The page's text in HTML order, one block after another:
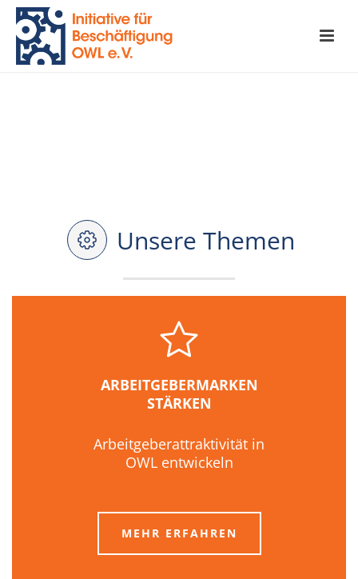
Unsere Themen
ARBEITGEBERMARKEN
STÄRKEN
Arbeitgeberattraktivität in
OWL entwickeln
MEHR ERFAHREN